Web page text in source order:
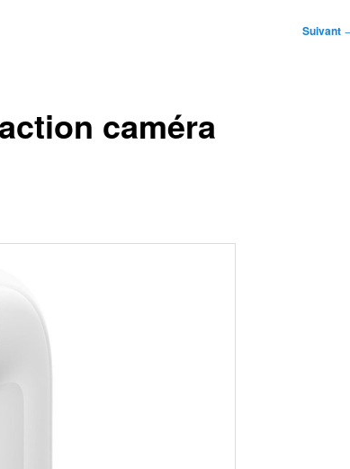
Suivant
caméra